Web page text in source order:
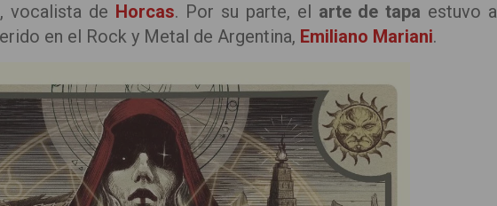
, vocalista de Horcas. Por su parte, el arte de tapa estuvo a
en el Rock y Metal de Argentina, Emiliano Mariani.